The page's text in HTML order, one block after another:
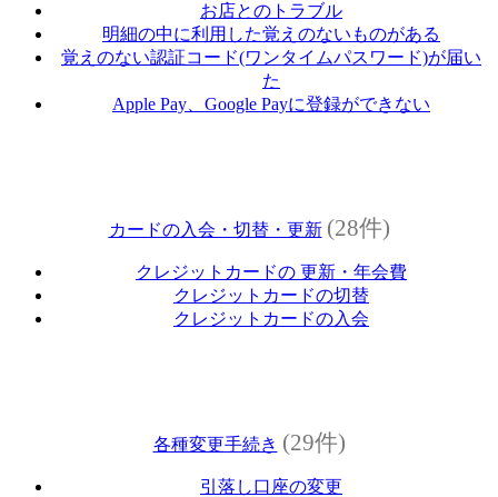
お店とのトラブル
明細の中に利用した覚えのないものがある
覚えのない認証コード(ワンタイムパスワード)が届い
た
Apple Pay、Google Payに登録ができない
カードの入会・切替・更新 (28件)
クレジットカードの 更新・年会費
クレジットカードの切替
クレジットカードの入会
各種変更手続き (29件)
引落し口座の変更